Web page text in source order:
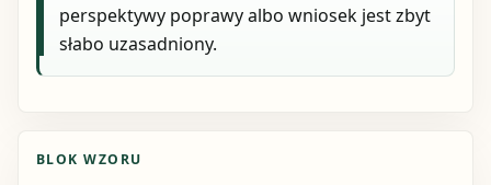
perspektywy poprawy albo wniosek jest zbyt
słabo uzasadniony.
BLOK WZORU